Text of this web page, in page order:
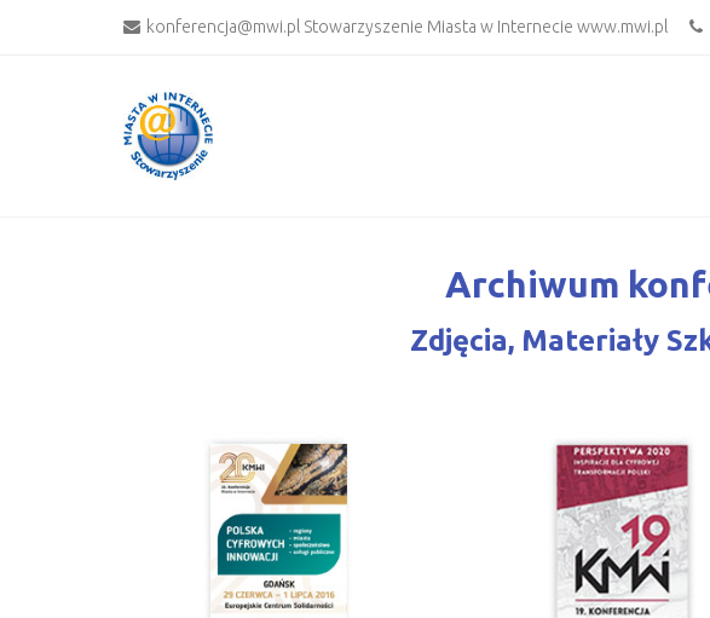
konferencja@mwi.pl Stowarzyszenie Miasta w Internecie www.mwi.pl
Archiwum
Zdjęcia, Materiały